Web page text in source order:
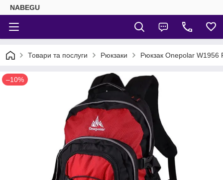
NABEGU
Товари та послуги Рюкзаки Рюкзак Onepolar W1956
–10%